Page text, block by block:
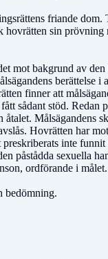
friande
hovrätten sin prövning
mot bakgrund av den
berättelse
finner att
sådant stöd. Redan
Målsägandens
Hovrätten har
inte
påstådda sexuella
ordförande i målet.
bedömning.